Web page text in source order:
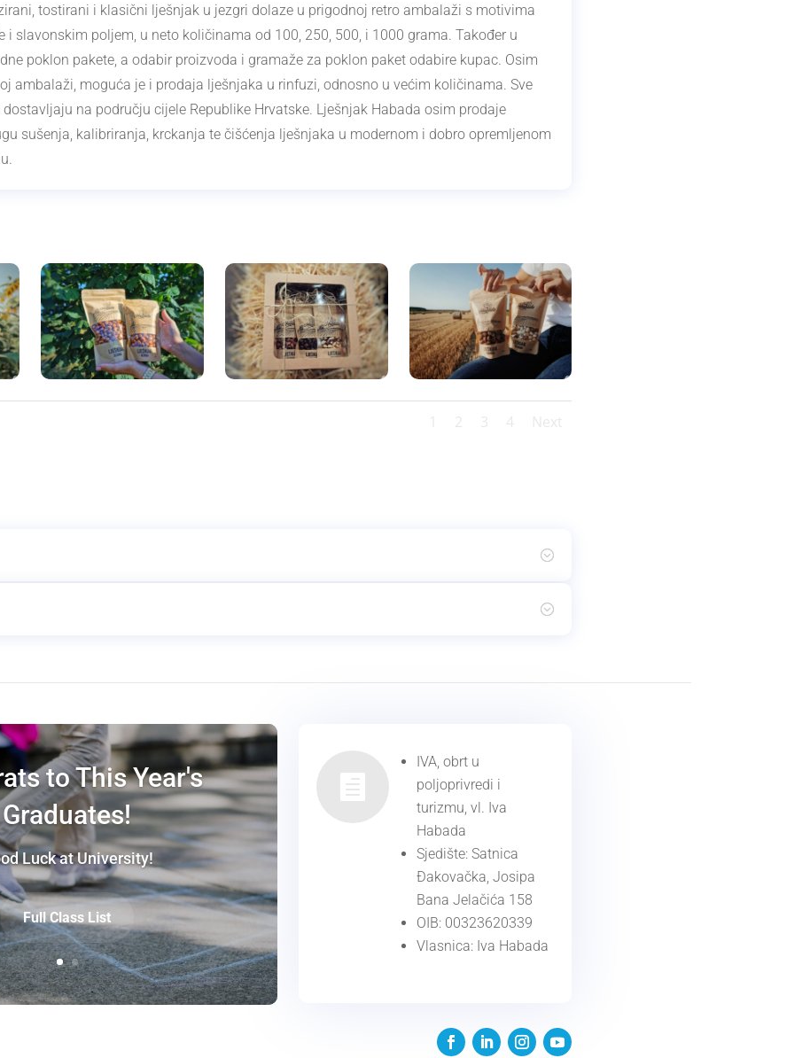
tostirani i klasični lješnjak u jezgri dolaze u prigodnoj retro ambalaži s motivima
i slavonskim poljem, u neto količinama od 100, 250, 500, i 1000 grama. Također u
poklon pakete, a odabir proizvoda i gramaže za poklon paket odabire kupac. Osim
ambalaži, moguća je i prodaja lješnjaka u rinfuzi, odnosno u većim količinama. Sve
na području cijele Republike Hrvatske. Lješnjak Habada osim prodaje
sušenja, kalibriranja, krckanja te čišćenja lješnjaka u modernom i dobro opremljenom
to This Year's
Graduates!
Luck at University!
Full Class List
IVA, obrt u
poljoprivredi i
turizmu, vl. Iva
Habada
Sjedište: Satnica
Đakovačka, Josipa
Bana Jelačića 158
OIB: 00323620339
Vlasnica: Iva Habada